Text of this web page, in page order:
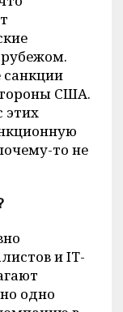
США.
этих
то не
и IT-
одно